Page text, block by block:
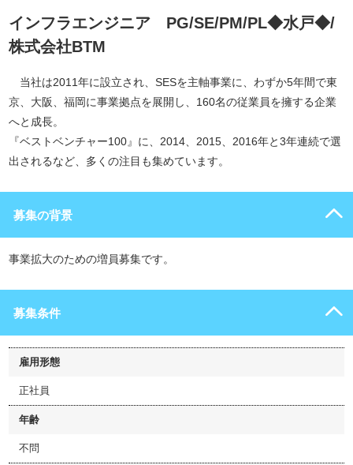
インフラエンジニア PG/SE/PM/PL◆水戸◆/
株式会社BTM
当社は2011年に設立され、SESを主軸事業に、わずか5年間で東
京、大阪、福岡に事業拠点を展開し、160名の従業員を擁する企業
へと成長。
『ベストベンチャー100』に、2014、2015、2016年と3年連続で選
出されるなど、多くの注目も集めています。
募集の背景
事業拡大のための増員募集です。
募集条件
雇用形態
正社員
年齢
不問